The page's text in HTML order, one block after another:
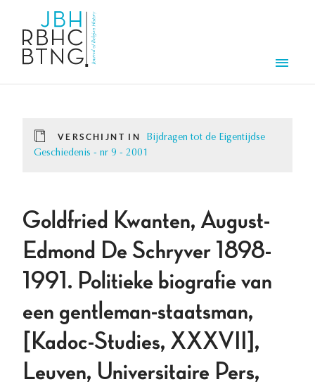
VERSCHIJNT IN
Bijdragen tot de Eigentijdse
Geschiedenis - nr 9 - 2001
Goldfried Kwanten, August-
Edmond De Schryver 1898-
1991. Politieke biografie van
een gentleman-staatsman,
[Kadoc-Studies, XXXVII],
Leuven, Universitaire Pers,